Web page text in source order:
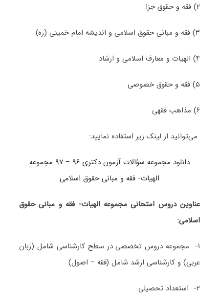
۲) فقه و حقوق جزا
۳) فقه و مبانی حقوق اسلامی و اندیشه امام خمینی (ره)
۴) الهیات و معارف اسلامی و ارشاد
۵) فقه و حقوق خصوصی
۶) مذاهب فقهی
می‌توانید از لینک زیر استفاده نمایید:
دانلود مجموعه سؤالات آزمون دکتری ۹۶ – ۹۷ مجموعه
الهیات- فقه و مبانی حقوق اسلامی
عناوین دروس امتحانی مجموعه الهیات- فقه و مبانی حقوق
اسلامی:
۱- مجموعه دروس تخصصی در سطح کارشناسی شامل (زبان
عربی) و کارشناسی ارشد شامل (فقه – اصول)
۲- استعداد تحصیلی